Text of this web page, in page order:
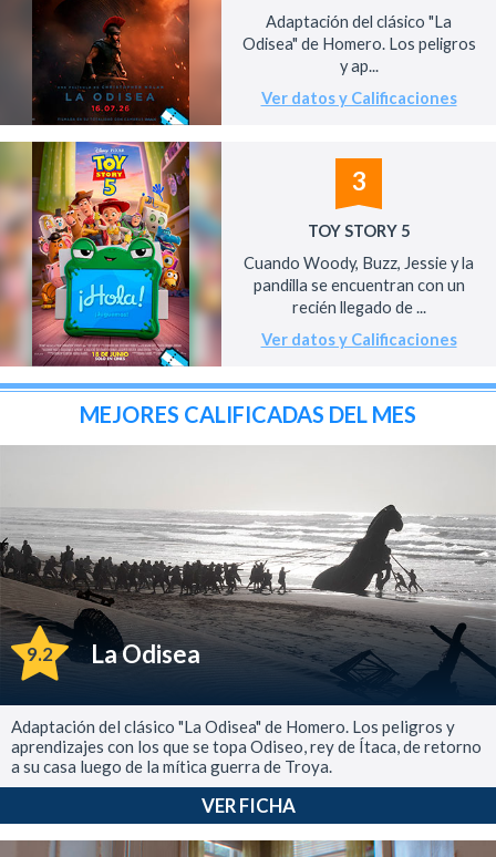
Adaptación del clásico "La
Odisea" de Homero. Los peligros
y ap...
Ver datos y Calificaciones
3
TOY STORY 5
Cuando Woody, Buzz, Jessie y la
pandilla se encuentran con un
recién llegado de ...
Ver datos y Calificaciones
MEJORES CALIFICADAS DEL MES
9.2 La Odisea
Adaptación del clásico "La Odisea" de Homero. Los peligros y
aprendizajes con los que se topa Odiseo, rey de Ítaca, de retorno
a su casa luego de la mítica guerra de Troya.
VER FICHA